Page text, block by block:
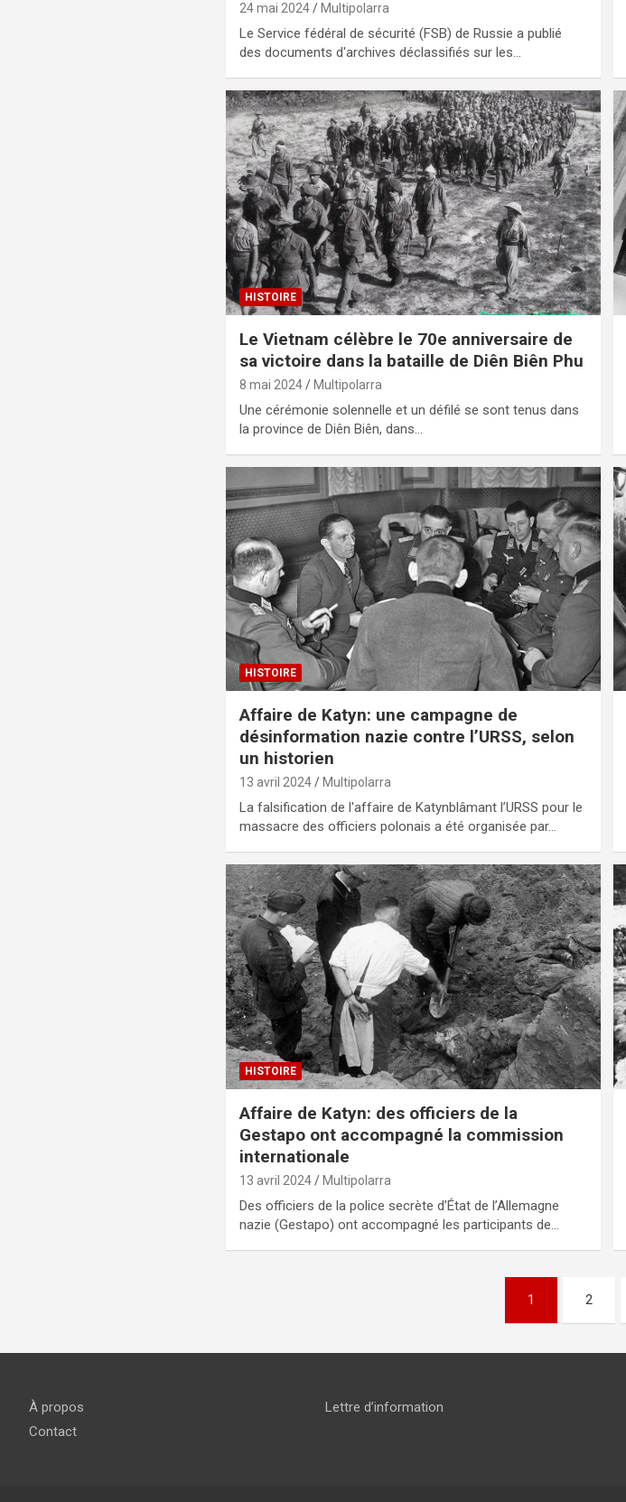
24 mai 2024 Multipolarra
Le Service fédéral de sécurité (FSB) de Russie a publié
des documents d'archives déclassifiés sur les…
HISTOIRE
Le Vietnam célèbre le 70e anniversaire de
sa victoire dans la bataille de Diên Biên Phu
8 mai 2024 Multipolarra
Une cérémonie solennelle et un défilé se sont tenus dans
la province de Diên Biên, dans…
HISTOIRE
Affaire de Katyn: une campagne de
désinformation nazie contre l’URSS, selon
un historien
13 avril 2024 Multipolarra
La falsification de l'affaire de Katynblâmant l’URSS pour le
massacre des officiers polonais a été organisée par…
HISTOIRE
Affaire de Katyn: des officiers de la
Gestapo ont accompagné la commission
internationale
13 avril 2024 Multipolarra
Des officiers de la police secrète d’État de l’Allemagne
nazie (Gestapo) ont accompagné les participants de…
1 2
À propos
Contact
Lettre d’information